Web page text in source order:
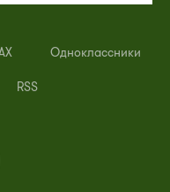
Одноклассники
RSS